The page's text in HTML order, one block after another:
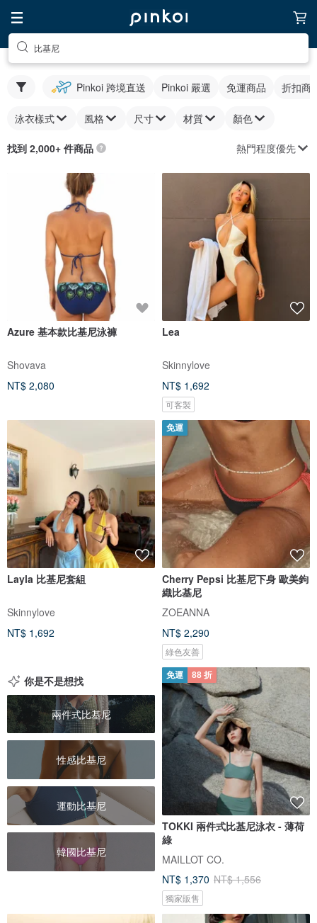
比基尼
Pinkoi 跨境直送 Pinkoi 嚴選 免運商品 折扣商
泳衣樣式 風格 尺寸 材質 顏色
找到 2,000+ 件商品 熱門程度優先
Azure 基本款比基尼泳褲
Shovava
NT$ 2,080
Lea
Skinnylove
NT$ 1,692
可客製
Layla 比基尼套組
Skinnylove
NT$ 1,692
免運
Cherry Pepsi 比基尼下身 歐美鉤
織比基尼
ZOEANNA
NT$ 2,290
綠色友善
你是不是想找
兩件式比基尼
性感比基尼
運動比基尼
韓國比基尼
免運 88 折
TOKKI 兩件式比基尼泳衣 - 薄荷
綠
MAILLOT CO.
NT$ 1,370 NT$ 1,556
獨家販售